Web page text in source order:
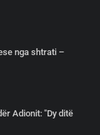
nga shtrati –
Adionit: "Dy ditë